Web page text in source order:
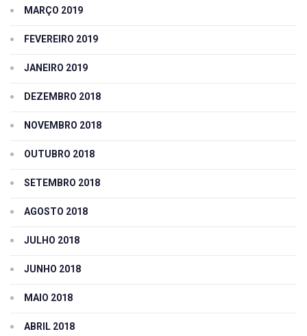
MARÇO 2019
FEVEREIRO 2019
JANEIRO 2019
DEZEMBRO 2018
NOVEMBRO 2018
OUTUBRO 2018
SETEMBRO 2018
AGOSTO 2018
JULHO 2018
JUNHO 2018
MAIO 2018
ABRIL 2018